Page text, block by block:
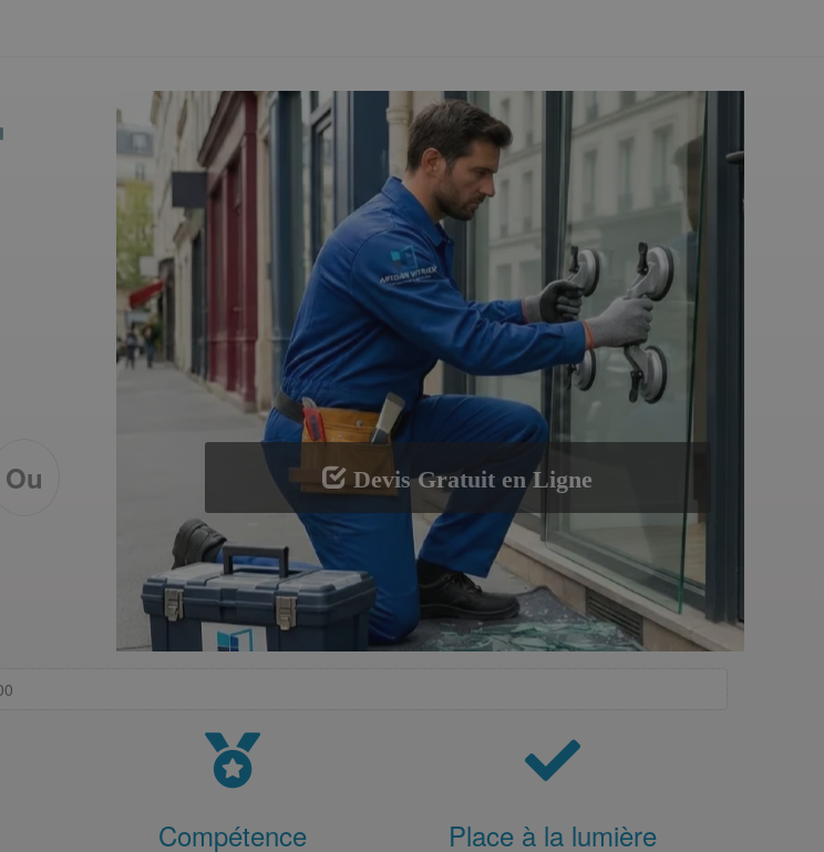
Ou Devis Gratuit en Ligne
Compétence Place à la lumière